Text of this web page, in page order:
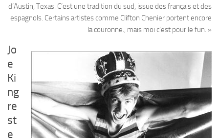
d’Austin, Texas. C’est une tradition du sud, issue des français et des
espagnols. Certains artistes comme Clifton Chenier portent encore
la couronne., mais moi c’est pour le fun. »
Jo
e
Ki
ng
re
st
e